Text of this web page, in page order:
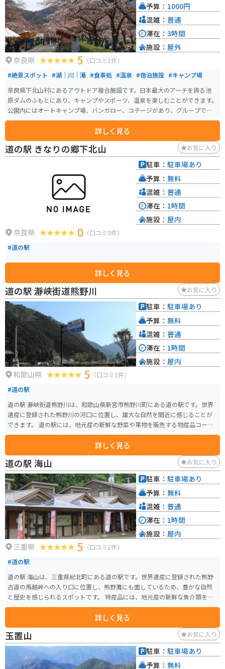
奈良県 5 （口コミ1件）
#絶景スポット #湖｜川｜滝 #食事処 #温泉 #宿泊施設 #キャンプ場
奈良県下北山村にあるアウトドア複合施設です。日本最大のアーチを誇る池
原ダムのふもとにあり、キャンプやスポーツ、温泉を楽しむことができます。
公園内にはオートキャンプ場、バンガロー、コテージがあり、グループでの
宿泊も可能です。キャンプ場からは、池原ダムの壁を見上げるように絶景が
ス、炊事棟など、様々な設備が整っており、スポーツ合宿や研修にも利用さ
れています。温泉施設「きなりの湯」では、疲れを癒すことができ、自然に囲
まれた環境でリフレッシュできます。春には下北山村主催のさくら祭りが開
催されており、敷地内の桜が満開になると、関西一とも思われる桜の絶景が
詳しく見る
予算： 1000円
混雑： 普通
滞在： 3時間
施設： 屋外
道の駅 きなりの郷下北山 お気に入り
奈良県 0 （口コミ0件）
#道の駅
詳しく見る
駐車： 駐車場あり
予算： 無料
混雑： 普通
滞在： 1時間
施設： 屋内
道の駅 瀞峡街道熊野川 お気に入り
和歌山県 5 （口コミ1件）
#道の駅
道の駅 瀞峡街道熊野川は、和歌山県新宮市熊野川町にある道の駅です。世界
遺産に登録された熊野川の河口に位置し、雄大な自然を間近に感じることが
できます。 道の駅には、地元産の新鮮な野菜や果物を販売する物産品コーナ
ー、熊野のご当地グルメを味わえるレストランがあります。熊野地方は、温
暖な気候で育った柑橘類が有名です。みかんをはじめ、ゆずやレモンなども
人気があります。また、熊野牛や熊野地鶏などのブランド肉もおすすめです。
レストランでは、これらの食材を使った料理を堪能できます。 バイクで訪れ
る際は、道の駅から熊野川沿いを走る国道168号がおすすめです。瀞峡と呼ば
れる景勝地を走り抜けることができ、変化に富んだ景色を楽しむことができ
ます。道の駅には、バイク専用の駐車場も完備されています。 周辺には、世
界遺産の熊野速玉大社や神倉神社などの観光スポットがあります。道の駅を
拠点に、熊野の歴史や文化に触れてみるのも良いでしょう。
詳しく見る
駐車： 駐車場あり
予算： 無料
混雑： 普通
滞在： 1時間
施設： 屋内
道の駅 海山 お気に入り
三重県 5 （口コミ1件）
#道の駅
道の駅 海山は、三重県紀北町にある道の駅です。世界遺産に登録された熊野
古道の馬越峠への入り口に位置し、熊野灘にも面しているため、豊かな自然
と歴史を感じられるスポットです。 特産品には、地元産の新鮮な魚介類を使
った料理や、熊野古道で採れた山菜を使った料理などが楽しめます。また、
お土産には、地元産の柑橘類を使ったジュースやジャム、熊野古道にちなん
だ工芸品などが人気です。 バイクで訪れる場合、道の駅には広い駐車場が完
備されているので安心です。熊野灘沿いの海岸線を走る国道42号線は、景色
が良くツーリングにも最適です。ただし、道幅が狭くカーブが多い区間もあ
るので、走行には注意が必要です。
詳しく見る
駐車： 駐車場あり
予算： 無料
混雑： 普通
滞在： 1時間
施設： 屋内
玉置山 お気に入り
駐車： 駐車場あり
予算： 無料